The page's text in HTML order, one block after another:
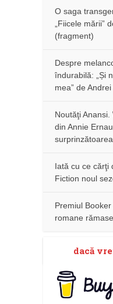
O saga
„Fiicele mării”
(fragment)
Despre
îndurabilă: „Și
mea” de
Noutăţi
din Annie
Iată cu ce cărţi
Fiction noul
Premiul
romane
dacă